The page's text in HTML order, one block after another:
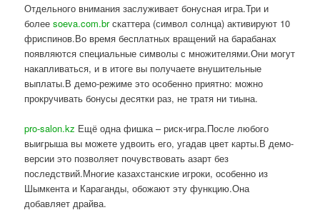
Отдельного внимания заслуживает бонусная игра.Три и
болееsoeva.com.brскаттера (символ солнца) активируют 10
фриспинов.Во время бесплатных вращений на барабанах
появляются специальные символы с множителями.Они могут
накапливаться, и в итоге вы получаете внушительные
выплаты.В демо-режиме это особенно приятно: можно
прокручивать бонусы десятки раз, не тратя ни тиына.
pro-salon.kz Ещё одна фишка – риск-игра.После любого
выигрыша вы можете удвоить его, угадав цвет карты.В демо-
версии это позволяет почувствовать азарт без
последствий.Многие казахстанские игроки, особенно из
Шымкента и Караганды, обожают эту функцию.Она
добавляет драйва.